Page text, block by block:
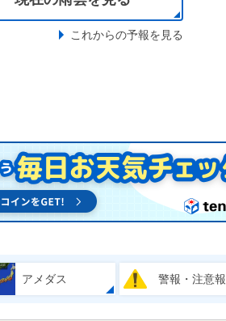
これからの予報を見る
アメダス 警報・注意報